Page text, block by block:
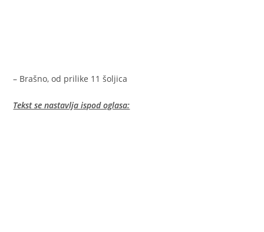
– Brašno, od prilike 11 šoljica
Tekst se nastavlja ispod oglasa: